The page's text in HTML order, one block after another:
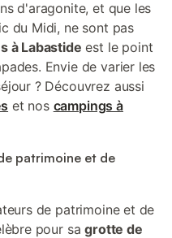
d'aragonite, et que les
du Midi, ne sont pas
à Labastide est le point
Envie de varier les
? Découvrez aussi
et nos campings à
patrimoine et de
de patrimoine et de
pour sagrotte de